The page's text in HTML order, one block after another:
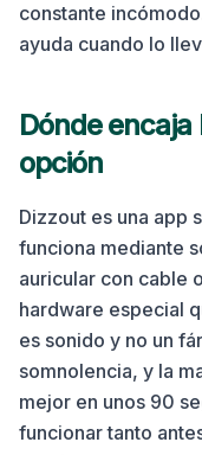
constante
ayuda cuando lo
Dónde
opción
Dizzout es una app
funciona mediante
auricular con cable
hardware especial
es sonido y no un
somnolencia, y la
mejor en unos 90
funcionar tanto